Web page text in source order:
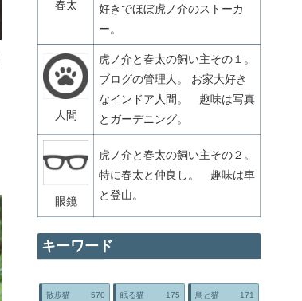
春太
好きでほぼ虎ノ介のストーカ
ー。
人間
虎ノ介と春太の飼い主その１。
ブログの管理人。 お家大好き
なインドア人間。 趣味は写真
とガーデニング。
眼鏡
虎ノ介と春太の飼い主その２。
特に春太と仲良し。 趣味は車
と登山。
キーワード
散歩猫 570 眠る猫 175 鳥と猫 171